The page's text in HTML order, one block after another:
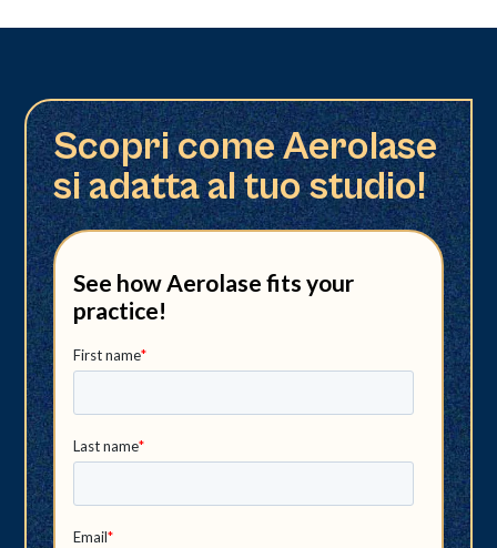
Scopri come Aerolase
si adatta al tuo studio!